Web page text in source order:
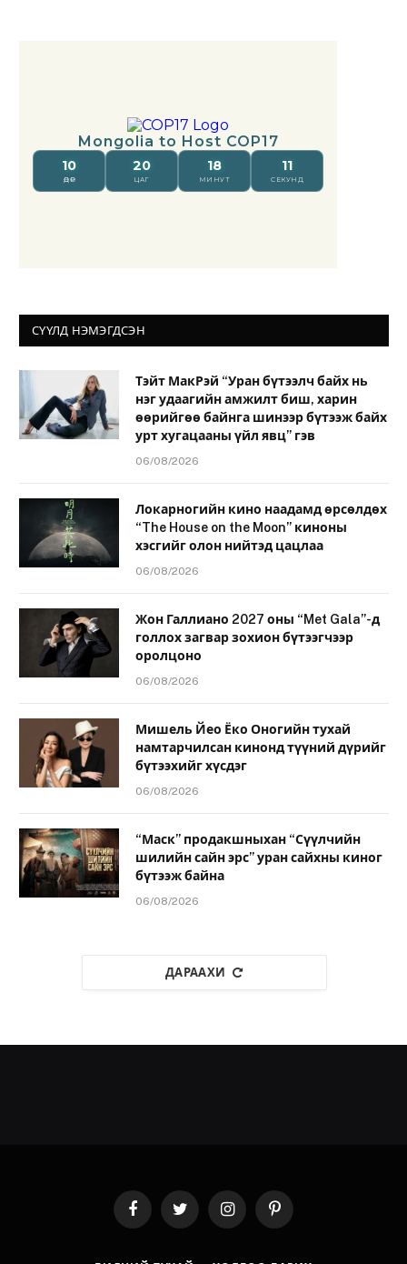
СҮҮЛД НЭМЭГДСЭН
Тэйт МакРэй “Уран бүтээлч байх нь
нэг удаагийн амжилт биш, харин
өөрийгөө байнга шинээр бүтээж байх
урт хугацааны үйл явц” гэв
06/08/2026
Локарногийн кино наадамд өрсөлдөх
“The House on the Moon” киноны
хэсгийг олон нийтэд цацлаа
06/08/2026
Жон Галлиано 2027 оны “Met Gala”-д
голлох загвар зохион бүтээгчээр
оролцоно
06/08/2026
Мишель Йео Ёко Оногийн тухай
намтарчилсан кинонд түүний дүрийг
бүтээхийг хүсдэг
06/08/2026
“Маск” продакшныхан “Сүүлчийн
шилийн сайн эрс” уран сайхны киног
бүтээж байна
06/08/2026
ДАРААХИ
FacebookTwitter InstagramPinterest